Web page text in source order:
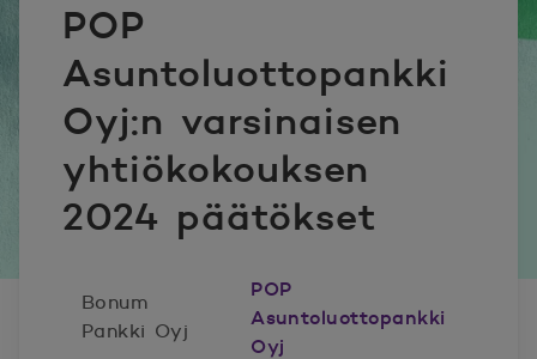
POP
Asuntoluottopankki
Oyj:n varsinaisen
yhtiökokouksen
2024 päätökset
Bonum
Pankki Oyj
POP
Asuntoluottopankki
Oyj